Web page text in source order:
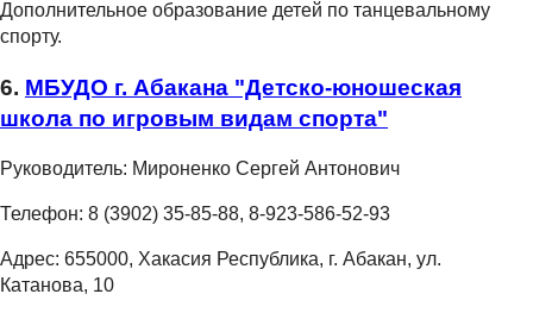
Дополнительное образование детей по танцевальному
спорту.
6. МБУДО г. Абакана "Детско-юношеская
школа по игровым видам спорта"
Руководитель: Мироненко Сергей Антонович
Телефон: 8 (3902) 35-85-88, 8-923-586-52-93
Адрес: 655000, Хакасия Республика, г. Абакан, ул.
Катанова, 10